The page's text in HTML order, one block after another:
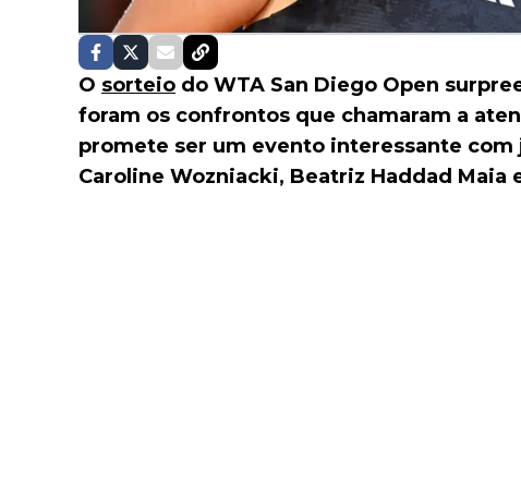
O sorteio do WTA San Diego Open
foram os confrontos que chamaram a
promete ser um evento interessante com
Caroline Wozniacki, Beatriz Haddad Maia